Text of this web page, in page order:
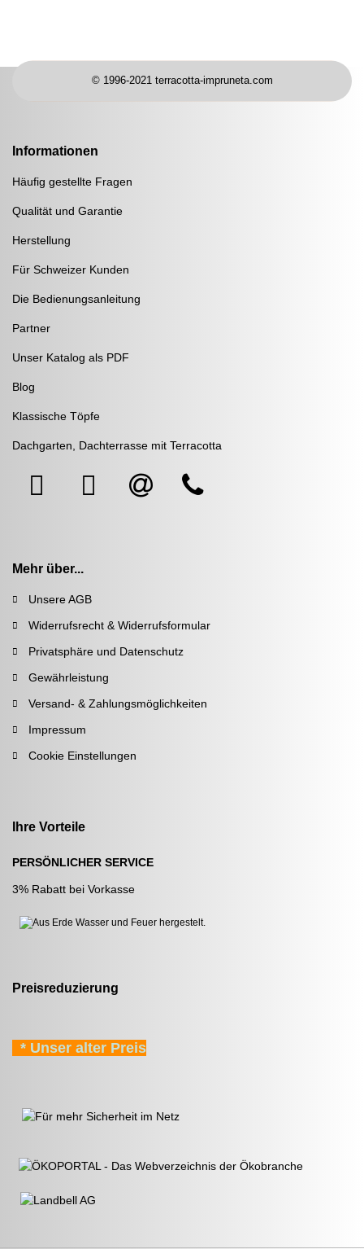
© 1996-2021 terracotta-impruneta.com
Informationen
Häufig gestellte Fragen
Qualität und Garantie
Herstellung
Für Schweizer Kunden
Die Bedienungsanleitung
Partner
Unser Katalog als PDF
Blog
Klassische Töpfe
Dachgarten, Dachterrasse mit Terracotta
Mehr über...
Unsere AGB
Widerrufsrecht & Widerrufsformular
Privatsphäre und Datenschutz
Gewährleistung
Versand- & Zahlungsmöglichkeiten
Impressum
Cookie Einstellungen
Ihre Vorteile
PERSÖNLICHER SERVICE
3% Rabatt bei Vorkasse
Preisreduzierung
* Unser alter Preis